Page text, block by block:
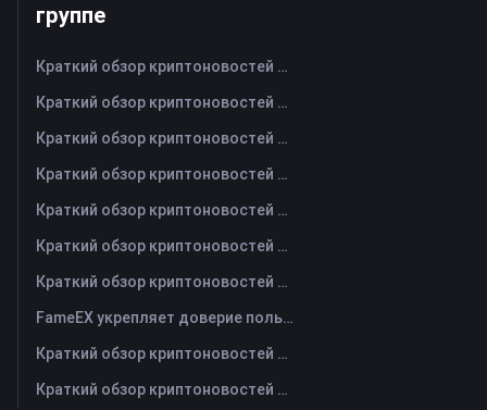
группе
Краткий обзор криптоновостей FameEX за сегодня | 6 августа 2026 г
Краткий обзор криптоновостей FameEX за сегодня | 5 августа 2026 г
Краткий обзор криптоновостей FameEX за сегодня | 4 августа 2026 г
Краткий обзор криптоновостей FameEX за сегодня | 3 августа 2026 г
Краткий обзор криптоновостей FameEX за сегодня | 31 июля 2026 г
Краткий обзор криптоновостей FameEX за сегодня | 30 июля 2026 г
Краткий обзор криптоновостей FameEX за сегодня | 29 июля 2026 г
FameEX укрепляет доверие пользователей благодаря восьми годам стабильной работы и глобальному росту
Краткий обзор криптоновостей FameEX за сегодня | 28 июля 2026 г
Краткий обзор криптоновостей FameEX за сегодня | 27 июля 2026 г